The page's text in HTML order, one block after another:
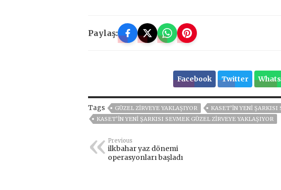
Paylaş:
Facebook Twitter
Tags GÜZEL ZIRVEYE YAKLAŞIYOR
KASET’IN YENI ŞARKISI
KASET’IN YENI ŞARKISI SEVMEK GÜZEL ZIRVEYE YAKLAŞIYOR
Previous
ilkbahar yaz dönemi
operasyonları başladı